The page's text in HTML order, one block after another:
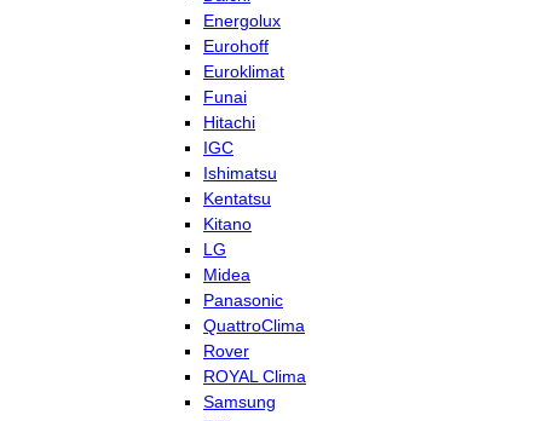
Energolux
Eurohoff
Euroklimat
Funai
Hitachi
IGC
Ishimatsu
Kentatsu
Kitano
LG
Midea
Panasonic
QuattroClima
Rover
ROYAL Clima
Samsung